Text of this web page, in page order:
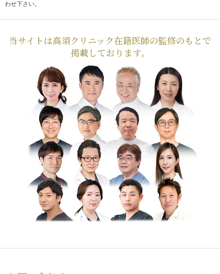
わせ下さい。
当サイトは高須クリニック在籍医師の監修のもとで
掲載しております。